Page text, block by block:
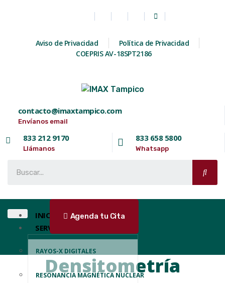
Aviso de Privacidad
Política de Privacidad
COEPRIS AV-18SPT2186
contacto@imaxtampico.com
Envíanos email
833 212 9170
Llámanos
833 658 5800
Whatsapp
INICIO
SERVICIOS
RAYOS-X DIGITALES
RESONANCIA MAGNÉTICA NUCLEAR
Agenda tu Cita
Densitometría